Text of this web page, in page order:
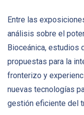
Entre las
análisis sobre el
Bioceánica, estudios
propuestas para la
fronterizo y
nuevas tecnologías
gestión eficiente del